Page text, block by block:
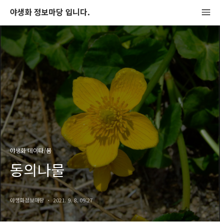
야생화 정보마당 입니다.
야생화 데이타/봄
동의나물
야생화정보마당 2021. 9. 8. 09:27